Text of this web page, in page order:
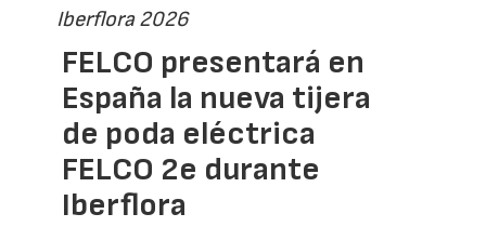
Iberflora 2026
FELCO presentará en
España la nueva tijera
de poda eléctrica
FELCO 2e durante
Iberflora